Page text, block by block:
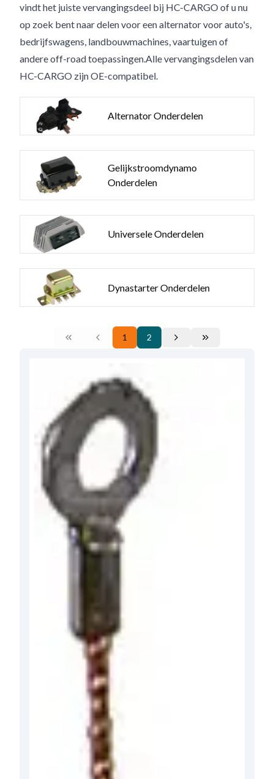
vindt het juiste vervangingsdeel bij HC-CARGO of u nu
op zoek bent naar delen voor een alternator voor auto's,
bedrijfswagens, landbouwmachines, vaartuigen of
andere off-road toepassingen.Alle vervangingsdelen van
HC-CARGO zijn OE-compatibel.
Alternator Onderdelen
Gelijkstroomdynamo
Onderdelen
Universele Onderdelen
Dynastarter Onderdelen
1 2